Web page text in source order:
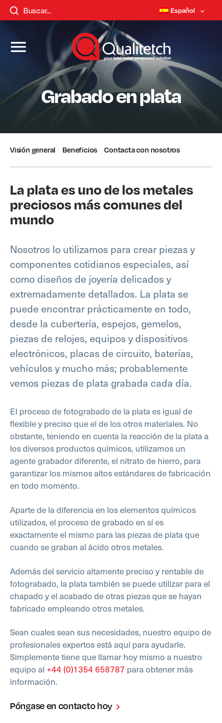
Español
Grabado en plata
Visión general Beneficios Contacta con nosotros
La plata es uno de los metales
preciosos más comunes del
mundo
Nosotros lo utilizamos para crear piezas y
componentes cotidianos especiales, así
como diseños de joyería delicados y
extremadamente detallados. La plata se
puede encontrar prácticamente en todo,
desde la cubertería, espejos, gemelos,
piezas de relojes, equipos y dispositivos
electrónicos, placas de circuito, baterías,
vehículos y mucho más; probablemente
vemos piezas de plata grabada cada día.
El proceso de fotograbado de la plata es igual de
flexible y preciso que el de los otros materiales. No
obstante, teniendo en cuenta la reacción de la plata a
los diversos productos químicos, utilizamos un
agente grabador diferente, el nitrato de hierro, para
garantizar los mismos altos estándares de fabricación
en todo momento.
Aparte de la diferencia en los elementos químicos
utilizados, el proceso de grabado en sí es
exactamente el mismo para las piezas de plata que
cuando se graban al ácido otros metales.
Además del servicio altamente preciso y rentable de
fotograbado, la plata también se puede utilizar para el
chapado y el acabado de otras piezas que se hayan
fabricado empleando otros metales.
Sean cuales sean sus necesidades, nuestro equipo de
profesionales expertos está aquí para ayudarle.
Simplemente tiene que llamar hoy mismo a nuestro
equipo al +44 (0)1354 658787 para obtener más
información.
Póngase en contacto hoy